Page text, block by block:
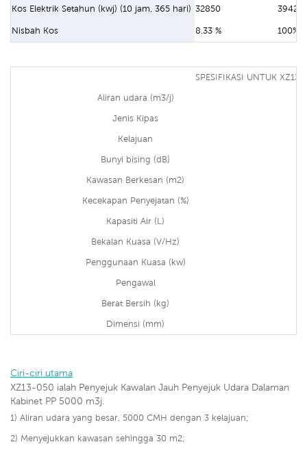
Kos Elektrik Setahun (kwj) (10 jam, 365 hari) 32850
Nisbah Kos 8.33 % 100%
SPESIFIKASI UNTUK XZ13-
Aliran udara (m3/j)
Jenis Kipas
Kelajuan
Bunyi bising (dB)
Kawasan Berkesan (m2)
Kecekapan Penyejatan (%)
Kapasiti Air (L)
Bekalan Kuasa (V/Hz)
Penggunaan Kuasa (kw)
Pengawal
Berat Bersih (kg)
Dimensi (mm)
Ciri-ciri utama
XZ13-050 ialah Penyejuk Kawalan Jauh Penyejuk Udara Dalaman
Kabinet PP 5000 m3j.
1) Aliran udara yang besar, 5000 CMH dengan 3 kelajuan;
2) Menyejukkan kawasan sehingga 30 m2;